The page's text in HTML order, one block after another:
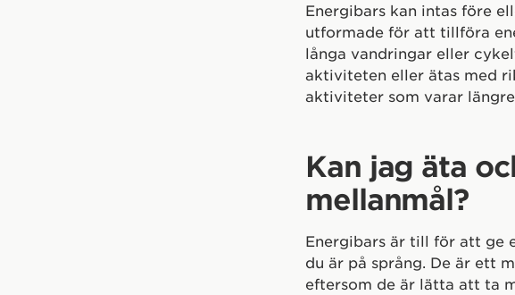
Energibars kan intas före
utformade för att tillföra
långa vandringar eller
aktiviteten eller ätas med
aktiviteter som varar
Kan jag äta
mellanmål?
Energibars är till för att ge
du är på språng. De är ett
eftersom de är lätta att ta